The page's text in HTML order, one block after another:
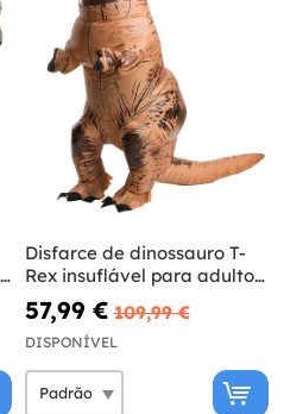
Disfarce de dinossauro T-
Rex insuflável para adulto -
Jurassic World
57,99 € 109,99 €
DISPONÍVEL